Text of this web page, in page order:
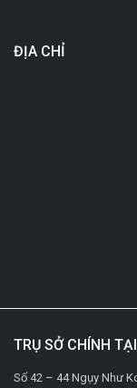
ĐỊA CHỈ
TRỤ SỞ CHÍNH
Số 42 – 44 Ngụy Như